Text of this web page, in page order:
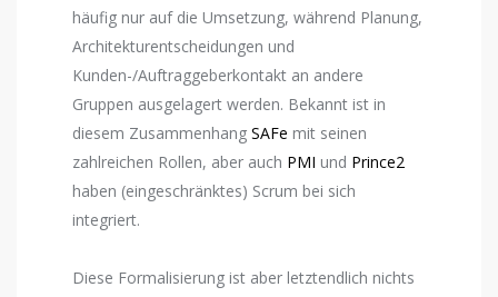
häufig nur auf die Umsetzung, während Planung,
Architekturentscheidungen und
Kunden-/Auftraggeberkontakt an andere
Gruppen ausgelagert werden. Bekannt ist in
diesem Zusammenhang SAFe mit seinen
zahlreichen Rollen, aber auch PMI und Prince2
haben (eingeschränktes) Scrum bei sich
integriert.
Diese Formalisierung ist aber letztendlich nichts